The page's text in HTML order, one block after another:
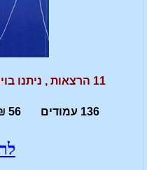
11 הרצאות , ניתנו בוינה מ- 21 עד -31 במרץ 1910
136 עמודים 56 ₪ הוצאת מיקרוקוסמוס